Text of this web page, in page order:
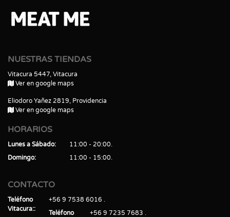
NUESTRAS TIENDAS
Vitacura 5447, Vitacura
Ver en google maps
Eliodoro Yañez 2819, Providencia
Ver en google maps
HORARIOS
Lunes a Sábado
11:00 - 20:00
Domingo
11:00 - 15:00
CONTACTO
Teléfono
Vitacura:
+56 9 7538 6016
Teléfono
+56 9 7235 7683